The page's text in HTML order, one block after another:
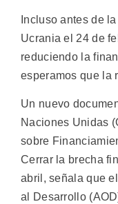
Incluso antes de
Ucrania el 24 de
reduciendo la
esperamos que la
Un nuevo
Naciones Unidas
sobre
Cerrar la brecha
abril, señala que
al Desarrollo